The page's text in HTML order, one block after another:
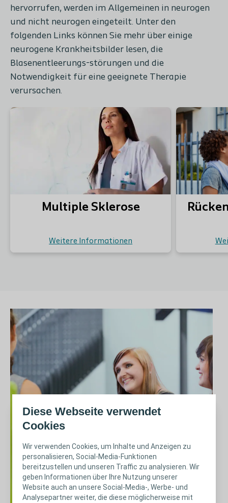
Diese Webseite verwendet
Cookies
Wir verwenden Cookies, um Inhalte und Anzeigen zu
personalisieren, Social-Media-Funktionen
bereitzustellen und unseren Traffic zu analysieren. Wir
geben Informationen über Ihre Nutzung unserer
Website auch an unsere Social-Media-, Werbe- und
Analysepartner weiter, die diese möglicherweise mit
hervorrufen, werden im Allgemeinen in neurogen
und nicht neurogen eingeteilt. Unter den
folgenden Links können Sie mehr über einige
neurogene Krankheitsbilder lesen, die
Blasenentleerungs-störungen und die
Notwendigkeit für eine geeignete Therapie
verursachen.
Multiple Sklerose
Weitere Informationen